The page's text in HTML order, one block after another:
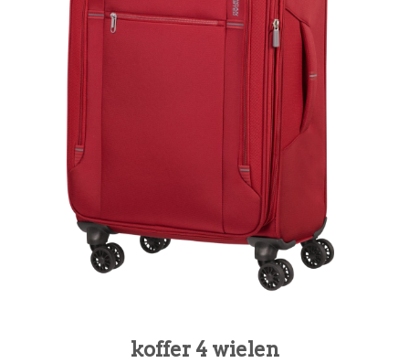
koffer 4 wielen